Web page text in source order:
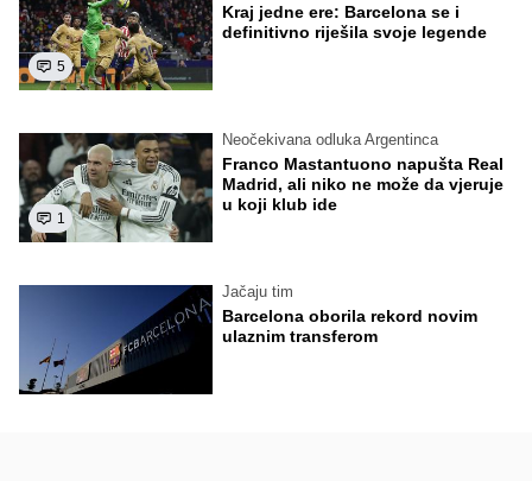
5
Kraj jedne ere: Barcelona se i
definitivno riješila svoje legende
1
Neočekivana odluka Argentinca
Franco Mastantuono napušta Real
Madrid, ali niko ne može da vjeruje
u koji klub ide
Jačaju tim
Barcelona oborila rekord novim
ulaznim transferom